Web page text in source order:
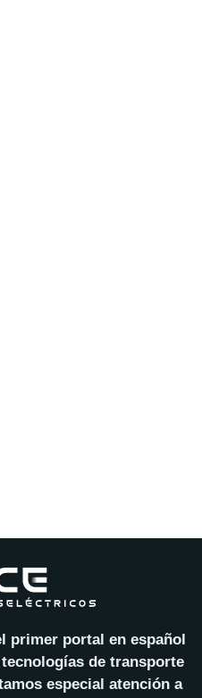
primer portal en español
de transporte
especial atención a